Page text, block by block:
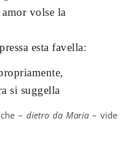
volse la
esta favella:
si suggella
– dietro da Maria – vide